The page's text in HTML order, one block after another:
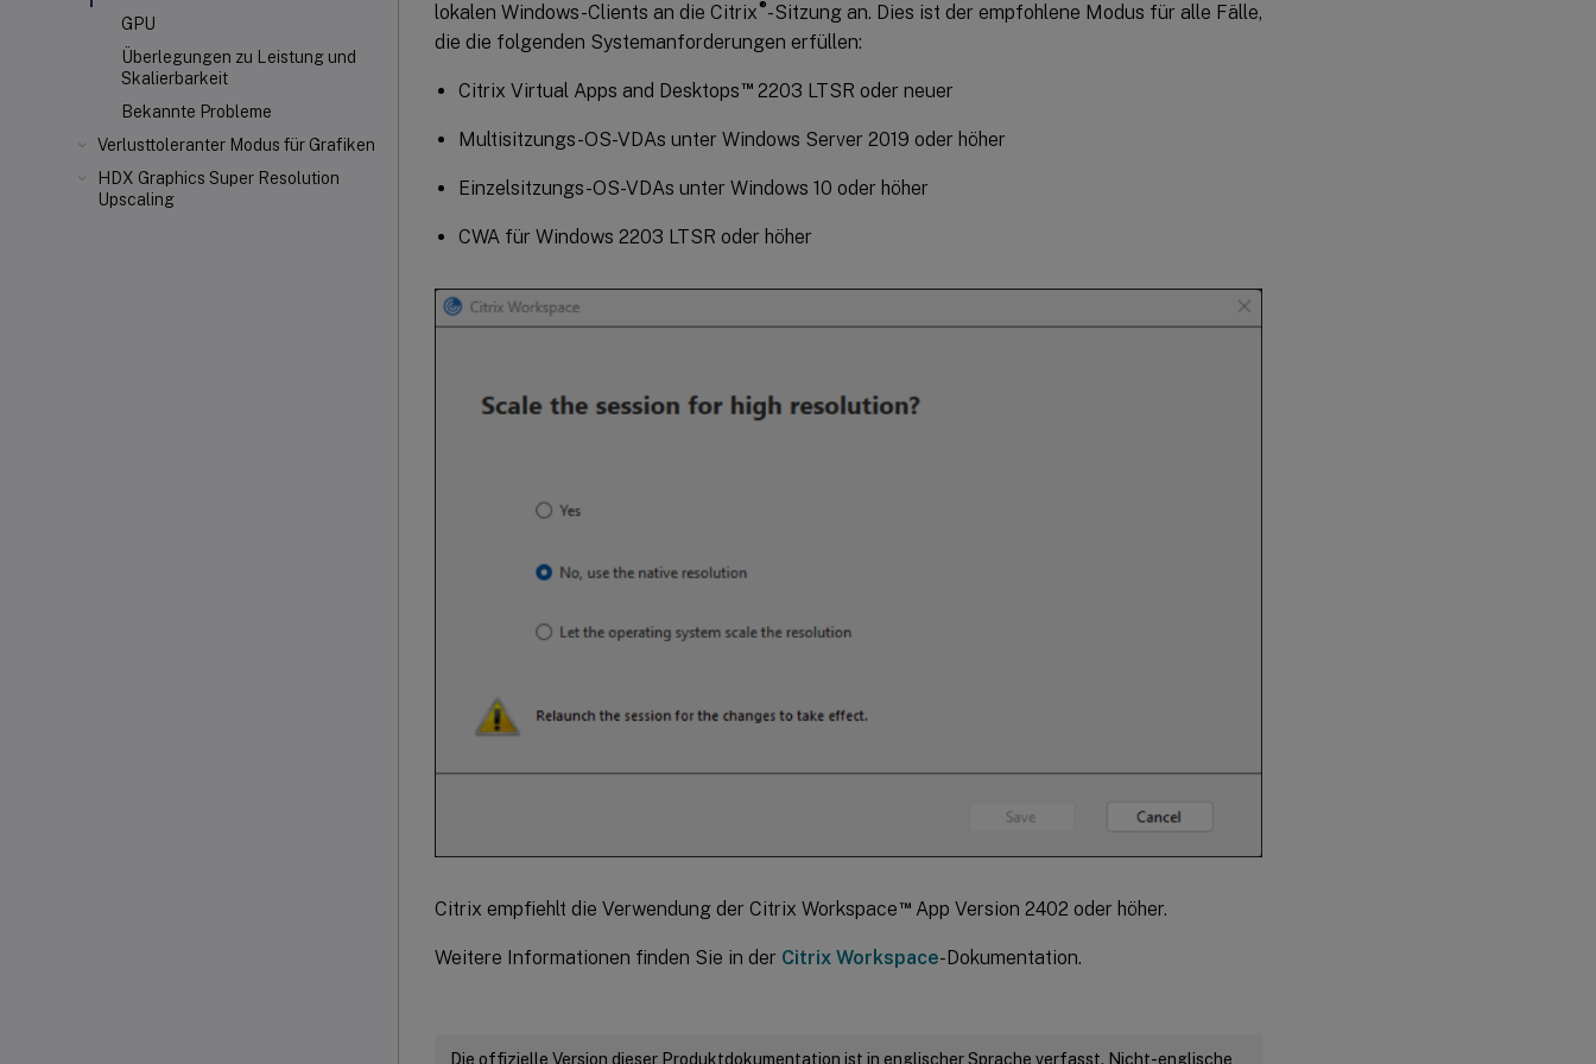
GPU
Überlegungen zu Leistung und
Skalierbarkeit
Bekannte Probleme
Verlusttoleranter Modus für Grafiken
HDX Graphics Super Resolution
Upscaling
lokalen Windows-Clients an die Citrix®-Sitzung an. Dies ist der empfohlene Modus für alle Fälle,
die die folgenden Systemanforderungen erfüllen:
Citrix Virtual Apps and Desktops™2203 LTSR oder neuer
Multisitzungs-OS-VDAs unter Windows Server 2019 oder höher
Einzelsitzungs-OS-VDAs unter Windows 10 oder höher
CWA für Windows 2203 LTSR oder höher
Citrix empfiehlt die Verwendung der Citrix Workspace™App Version 2402 oder höher.
Weitere Informationen finden Sie in der Citrix Workspace-Dokumentation.
Die offizielle Version dieser Produktdokumentation ist in englischer Sprache verfasst. Nicht-englische